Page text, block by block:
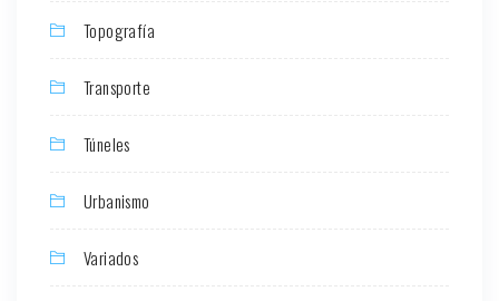
Topografía
Transporte
Túneles
Urbanismo
Variados